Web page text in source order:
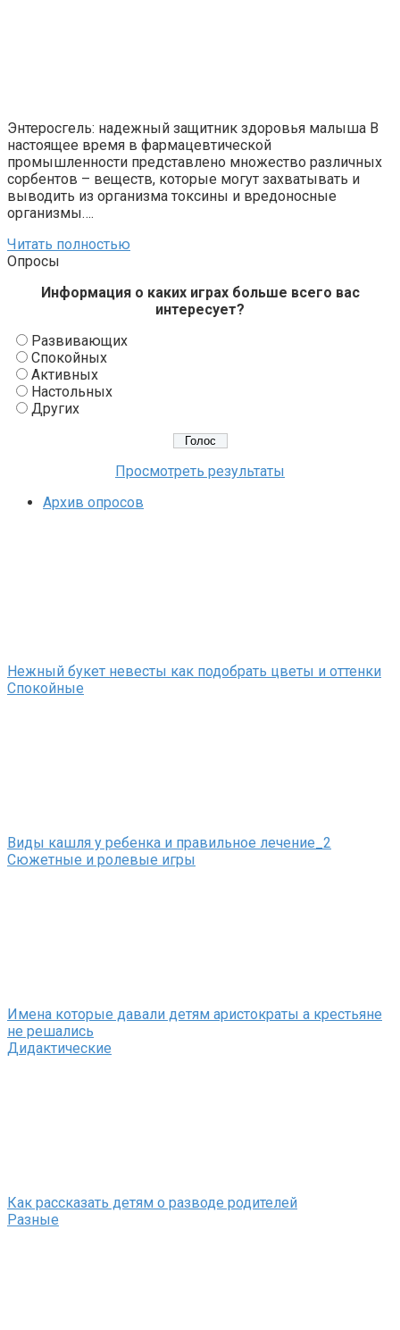
Энтеросгель: надежный защитник здоровья малыша В
настоящее время в фармацевтической
промышленности представлено множество различных
сорбентов – веществ, которые могут захватывать и
выводить из организма токсины и вредоносные
организмы….
Читать полностью
Опросы
Информация о каких играх больше всего вас
интересует?
Развивающих
Спокойных
Активных
Настольных
Других
Просмотреть результаты
Архив опросов
Нежный букет невесты как подобрать цветы и оттенки
Спокойные
Виды кашля у ребенка и правильное лечение_2
Сюжетные и ролевые игры
Имена которые давали детям аристократы а крестьяне
не решались
Дидактические
Как рассказать детям о разводе родителей
Разные